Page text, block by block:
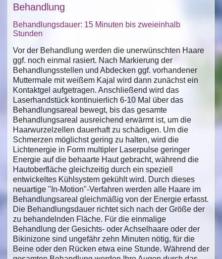
Behandlung
Behandlungsdauer: 15 Minuten bis zweieinhalb
Stunden
Vor der Behandlung werden die unerwünschten Haare
ggf. noch einmal rasiert. Nach Markierung der
Behandlungsstellen und Abdecken ggf. vorhandener
Muttermale mit weißem Kajal wird dann zunächst ein
Kontaktgel aufgetragen. Anschließend wird das
Laserhandstück kontinuierlich 6-10 Mal über das
Behandlungsareal bewegt, bis das gesamte
Behandlungsareal ausreichend erwärmt ist, um die
Haarwurzelzellen dauerhaft zu schädigen. Um die
Schmerzen möglichst gering zu halten, wird die
Lichtenergie in Form multipler Laserpulse geringer
Energie auf die behaarte Haut gebracht, während die
Hautoberfläche gleichzeitig durch ein speziell
entwickeltes Kühlsystem gekühlt wird. Durch dieses
neuartige "In-Motion"-Verfahren werden alle Haare im
Behandlungsareal gleichmäßig von der Energie erfasst.
Die Behandlungsdauer richtet sich nach der Größe der
zu behandelnden Fläche. Für die einmalige
Behandlung der Gesichts- oder Achselhaare oder der
Bikinizone sind ungefähr zehn Minuten nötig, für die
Beine oder den Rücken etwa eine Stunde. Während der